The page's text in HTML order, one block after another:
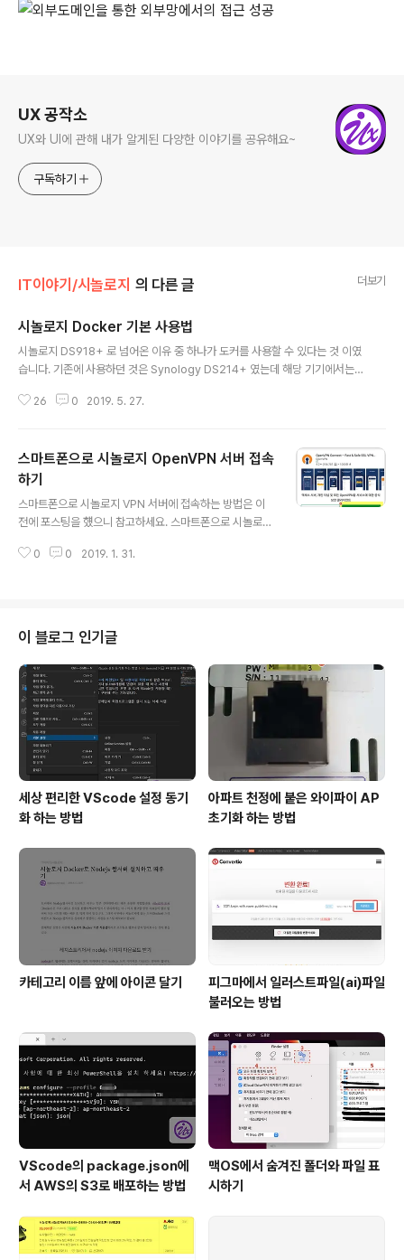
UX 공작소
UX와 UI에 관해 내가 알게된 다양한 이야기를 공유해요~
구독하기
IT이야기/시놀로지 의 다른 글 더보기
시놀로지 Docker 기본 사용법
시놀로지 DS918+ 로 넘어온 이유 중 하나가 도커를 사용할 수 있다는 것 이였
습니다. 기존에 사용하던 것은 Synology DS214+ 였는데 해당 기기에서는
서 많이 알지는 못하지만 정리차원으로 포스팅을 해 볼까 합니다. 도커란 무엇
고 간단하게 풀어서 설명을 먼저 해 볼까 합니다. VirtualBox, VMware 같은
가상머신이라는 것이 있습니다. 가상머신은 컴퓨터 안에 또 다른 가상의 컴퓨터
를 띄우는 기술을 말하는데 MAC컴퓨터에 windows를, Windows컴퓨터에
서..
26 0 2019. 5. 27.
스마트폰으로 시놀로지 OpenVPN 서버 접속
하기
스마트폰으로 시놀로지 VPN 서버에 접속하는 방법은 이
전에 포스팅을 헀으니 참고하세요. 스마트폰으로 시놀로지
방법입니다. 이전 포스팅에 시놀로지에 OpenVPN 서버를
라 무료로 사용할 수 있고 현재 많은 VPN 업체에서도 사용
하고있는프로토콜입니다. 비교적 안전하고 속도도 괜찮은
VPN이라고 보시면 됩니다. 다만 앱(프로그램)도 깔아야
하고 Config파일도 설정해야 하고 다소 복잡한 과정을 거
쳐야 합니다. 먼저 플레이스토어에서 OpenVPN 앱을 찾
아서 설치해야 합니다. 그러..
0 0 2019. 1. 31.
이 블로그 인기글
세상 편리한 VScode 설정 동기
화 하는 방법
아파트 천정에 붙은 와이파이 AP
초기화 하는 방법
카테고리 이름 앞에 아이콘 달기
피그마에서 일러스트파일(ai)파일
불러오는 방법
VScode의 package.json에
서 AWS의 S3로 배포하는 방법
맥OS에서 숨겨진 폴더와 파일 표
시하기